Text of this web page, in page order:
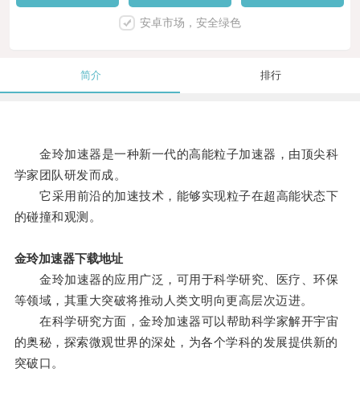
安卓市场，安全绿色
简介 排行
金玲加速器是一种新一代的高能粒子加速器，由顶尖科
学家团队研发而成。
它采用前沿的加速技术，能够实现粒子在超高能状态下
的碰撞和观测。
金玲加速器下载地址
金玲加速器的应用广泛，可用于科学研究、医疗、环保
等领域，其重大突破将推动人类文明向更高层次迈进。
在科学研究方面，金玲加速器可以帮助科学家解开宇宙
的奥秘，探索微观世界的深处，为各个学科的发展提供新的
突破口。